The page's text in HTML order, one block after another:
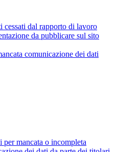
cessati dal rapporto di lavoro
da pubblicare sul sito
comunicazione dei dati
per mancata o incompleta